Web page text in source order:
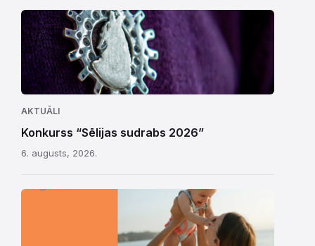
AKTUĀLI
Konkurss “Sēlijas sudrabs 2026”
6. augusts, 2026.